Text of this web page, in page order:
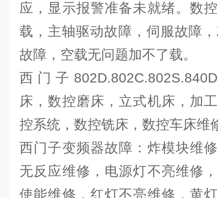
应，显示报警准备未就绪。数
载，主轴驱动故障，伺服故障
故障，空载无问题加不了载。
西门子
床，数控磨床，立式机床，加
控系统，数控铣床，数控车床维
西门子变频器故障：炸模块维
无反应维修，电源灯不亮维修
使能维修，红灯不亮维修，黄